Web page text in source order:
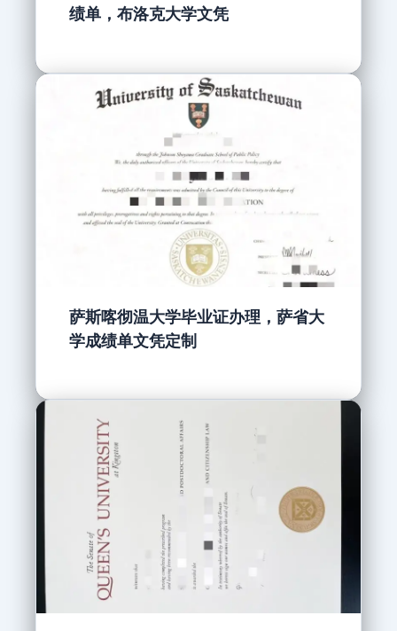
绩单，布洛克大学文凭
萨斯喀彻温大学毕业证办理，萨省大
学成绩单文凭定制